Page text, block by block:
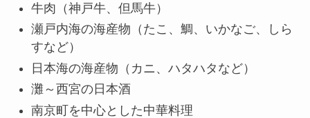
牛肉（神戸牛、但馬牛）
瀬戸内海の海産物（たこ、鯛、いかなご、しら
すなど）
日本海の海産物（カニ、ハタハタなど）
灘～西宮の日本酒
南京町を中心とした中華料理